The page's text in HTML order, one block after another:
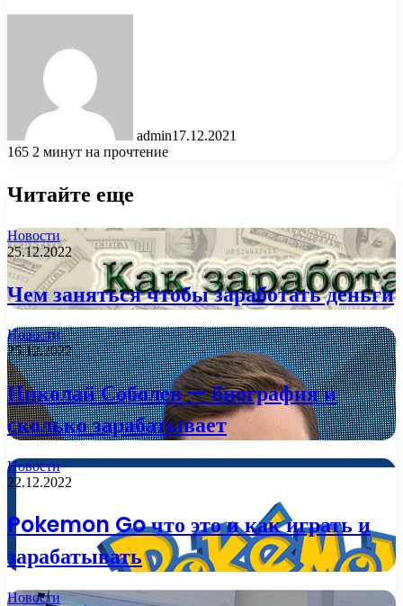
admin17.12.2021
165 2 минут на прочтение
Читайте еще
Новости
25.12.2022
Чем заняться чтобы заработать деньги
Новости
25.12.2022
Николай Соболев — биография и
сколько зарабатывает
Новости
22.12.2022
Pokemon Go что это и как играть и
зарабатывать
Новости